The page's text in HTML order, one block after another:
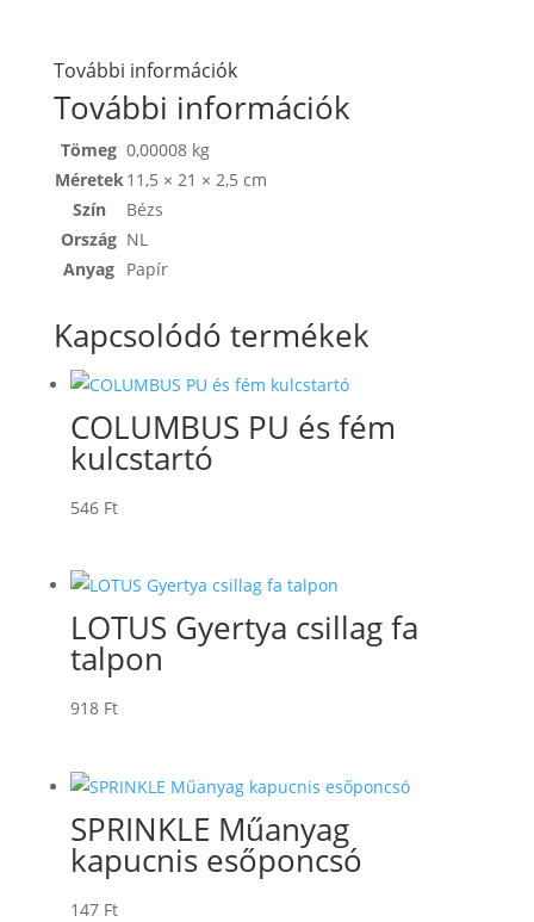
További információk
További információk
Tömeg 0,00008 kg
Méretek 11,5 × 21 × 2,5 cm
Szín
Bézs
Ország NL
Anyag Papír
Kapcsolódó termékek
COLUMBUS PU és fém
kulcstartó
546 Ft
LOTUS Gyertya csillag fa
talpon
918 Ft
SPRINKLE Műanyag
kapucnis esőponcsó
147 Ft